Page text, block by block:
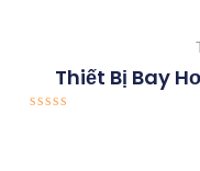
Thiết Bị Bay